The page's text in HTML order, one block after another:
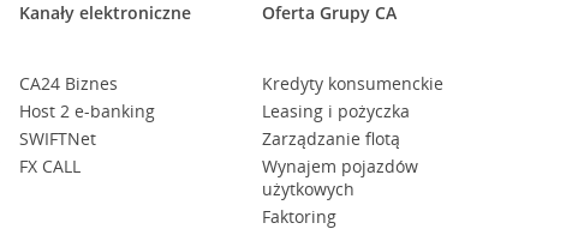
Kanały elektroniczne
CA24 Biznes
Host 2 e-banking
SWIFTNet
FX CALL
Oferta Grupy CA
Kredyty konsumenckie
Leasing i pożyczka
Zarządzanie flotą
Wynajem pojazdów
użytkowych
Faktoring